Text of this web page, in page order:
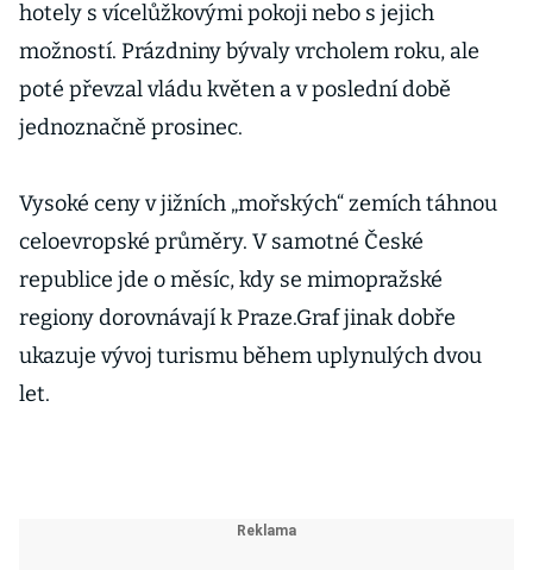
hotely s vícelůžkovými pokoji nebo s jejich
možností. Prázdniny bývaly vrcholem roku, ale
poté převzal vládu květen a v poslední době
jednoznačně prosinec.
Vysoké ceny v jižních „mořských“ zemích táhnou
celoevropské průměry. V samotné České
republice jde o měsíc, kdy se mimopražské
regiony dorovnávají k Praze.Graf jinak dobře
ukazuje vývoj turismu během uplynulých dvou
let.